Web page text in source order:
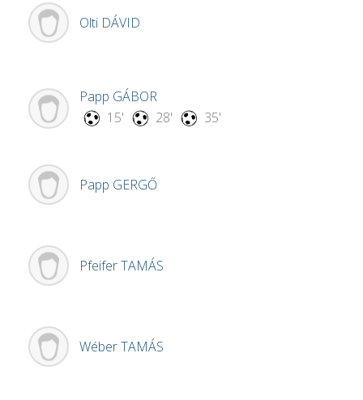
Olti DÁVID
Papp GÁBOR
15'
28' 35'
Papp GERGŐ
PfeiferTAMÁS
WéberTAMÁS